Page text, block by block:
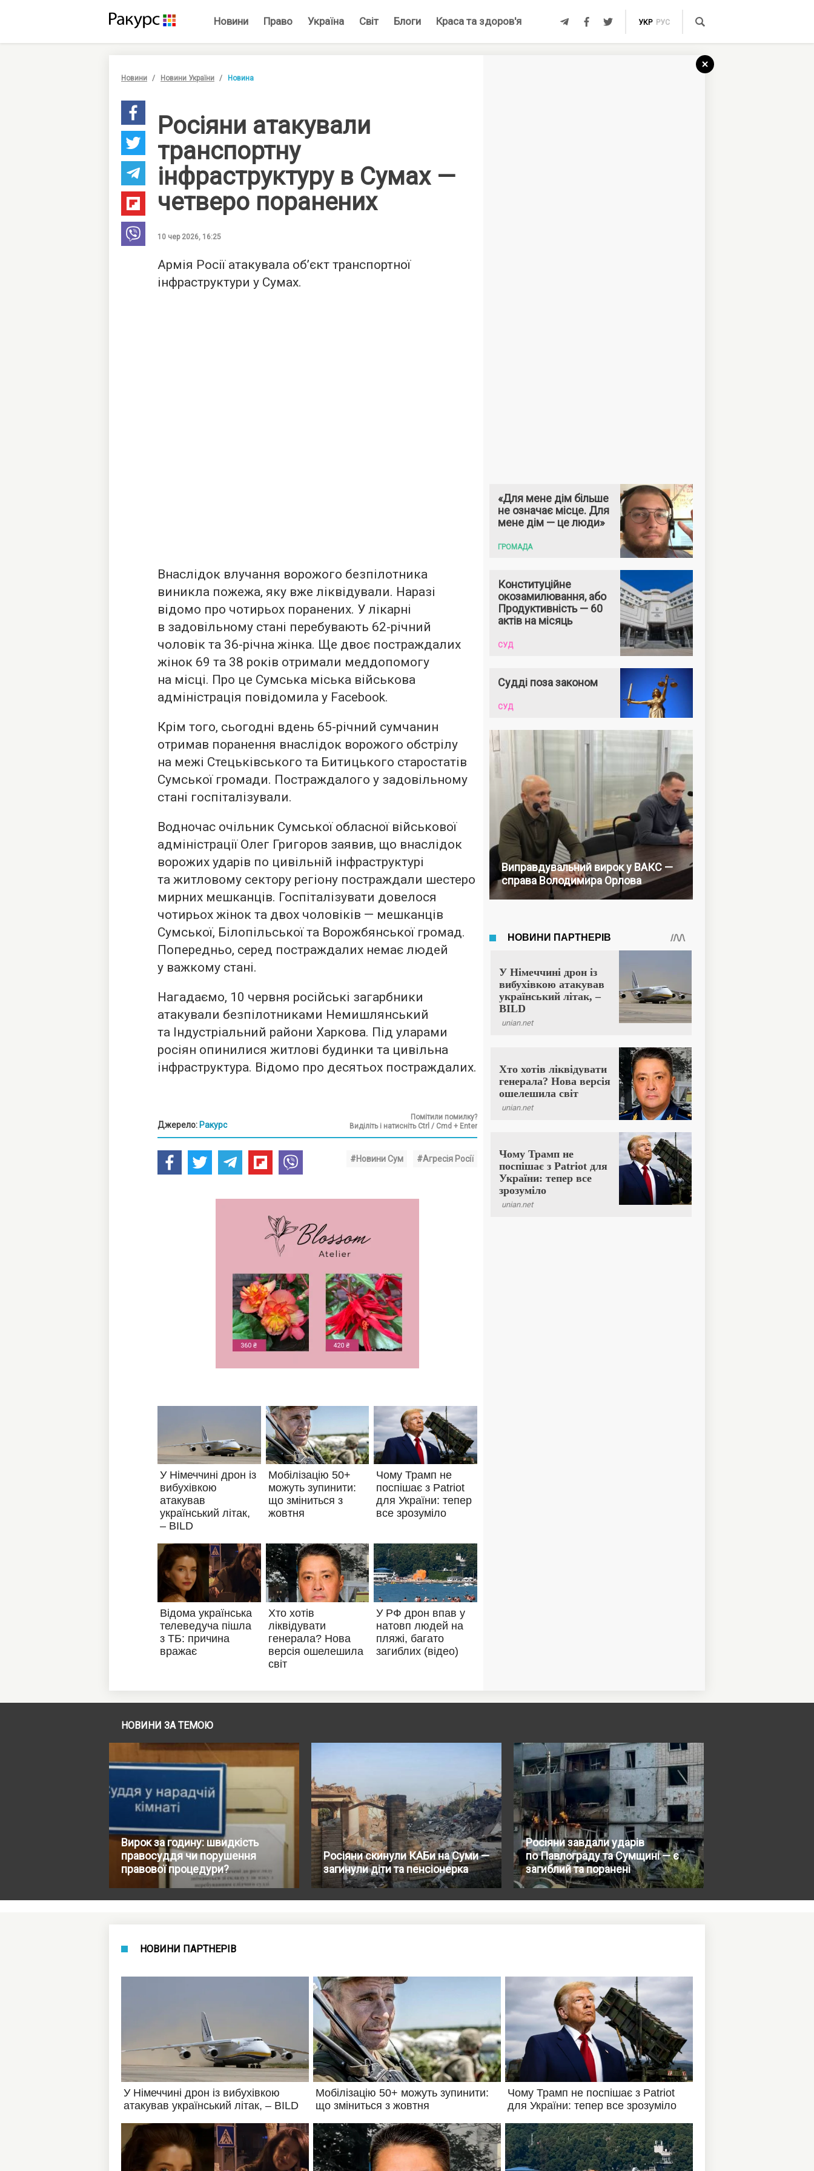
Новини Право Україна Світ Блоги Краса та здоров'я УКР РУС
Новини Новини України Новина
Росіяни атакували
транспортну
інфраструктуру в Сумах —
четверо поранених
10 чер 2026, 16:25
Армія Росії атакувала обʼєкт транспортної
інфраструктури у Сумах.
Внаслідок влучання ворожого безпілотника
виникла пожежа, яку вже ліквідували. Наразі
відомо про чотирьох поранених. У лікарні
в задовільному стані перебувають 62-річний
чоловік та 36-річна жінка. Ще двоє постраждалих
жінок 69 та 38 років отримали меддопомогу
на місці. Про це Сумська міська військова
адміністрація повідомила у Facebook.
Крім того, сьогодні вдень 65-річний сумчанин
отримав поранення внаслідок ворожого обстрілу
на межі Стецьківського та Битицького старостатів
Сумської громади. Постраждалого у задовільному
стані госпіталізували.
Водночас очільник Сумської обласної військової
адміністрації Олег Григоров заявив, що внаслідок
ворожих ударів по цивільній інфраструктурі
та житловому сектору регіону постраждали шестеро
мирних мешканців. Госпіталізувати довелося
чотирьох жінок та двох чоловіків — мешканців
Сумської, Білопільської та Ворожбянської громад.
Попередньо, серед постраждалих немає людей
у важкому стані.
Нагадаємо, 10 червня російські загарбники
атакували безпілотниками Немишлянський
та Індустріальний райони Харкова. Під уларами
росіян опинилися житлові будинки та цивільна
інфраструктура. Відомо про десятьох постраждалих.
Джерело: Ракурс
Помітили помилку?
Виділіть і натисніть Ctrl / Cmd + Enter
#Новини Сум #Агресія Росії
«Для мене дім більше
не означає місце. Для
мене дім — це люди»
ГРОМАДА
Конституційне
окозамилювання, або
Продуктивність — 60
актів на місяць
СУД
Судді поза законом
СУД
Виправдувальний вирок у ВАКС —
справа Володимира Орлова
НОВИНИ ЗА ТЕМОЮ
Вирок за годину: швидкість
правосуддя чи порушення
правової процедури?
Росіяни скинули КАБи на Суми —
загинули діти та пенсіонерка
Росіяни завдали ударів
по Павлограду та Сумщині — є
загиблий та поранені
НОВИНИ ПАРТНЕРІВ